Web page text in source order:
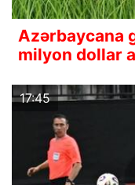
Azərbaycana
milyon dollar
17:45